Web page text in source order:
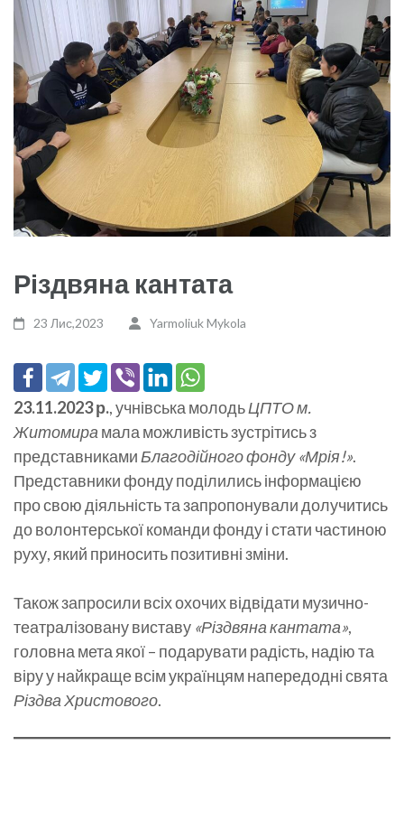
Різдвяна кантата
23 Лис,2023 Yarmoliuk Mykola
23.11.2023 р., учнівська молодьЦПТО м.
Житомира мала можливість зустрітись з
представникамиБлагодійного фонду «Мрія!».
Представники фонду поділились інформацією
про свою діяльність та запропонували долучитись
до волонтерської команди фонду і стати частиною
руху, який приносить позитивні зміни.
Також запросили всіх охочих відвідати музично-
театралізовану виставу «Різдвяна кантата»,
головна мета якої – подарувати радість, надію та
віру у найкраще всім українцям напередодні свята
Різдва Христового.